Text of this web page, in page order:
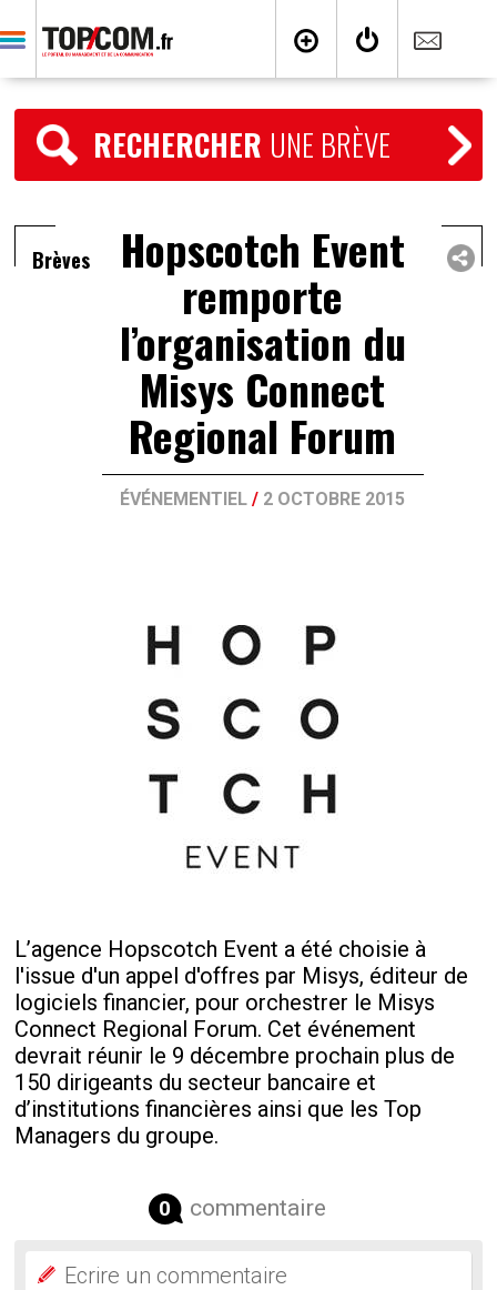
RECHERCHER UNE BRÈVE
Brèves Hopscotch Event
remporte
l’organisation du
Misys Connect
Regional Forum
ÉVÉNEMENTIEL / 2 OCTOBRE 2015
L’agence Hopscotch Event a été choisie à
l'issue d'un appel d'offres par Misys, éditeur de
logiciels financier, pour orchestrer le Misys
Connect Regional Forum. Cet événement
devrait réunir le 9 décembre prochain plus de
150 dirigeants du secteur bancaire et
d’institutions financières ainsi que les Top
Managers du groupe.
0 commentaire
Ecrire un commentaire